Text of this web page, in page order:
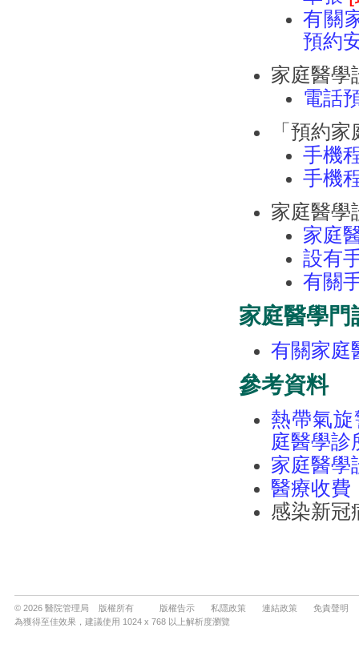
© 2026 醫院管理局 版權所有 版權告示 私隱政策 連結政策
免責聲明
為獲得至佳效果，建議使用 1024 x 768 以上解析度瀏覽